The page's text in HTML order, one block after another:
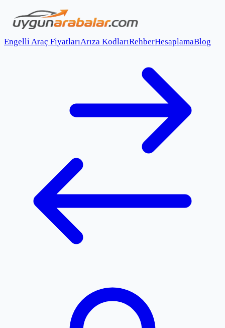
Engelli Araç FiyatlarıArıza KodlarıRehberHesaplamaBlog